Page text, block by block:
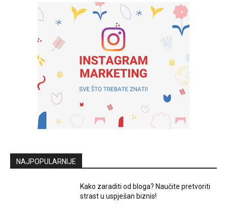
NAJPOPULARNIJE
Kako zaraditi od bloga? Naučite pretvoriti
strast u uspješan biznis!